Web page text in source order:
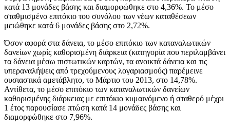
κατά 13 μονάδες βάσης και διαμορφώθηκε στο 4,36%. Το μέσο
σταθμισμένο επιτόκιο του συνόλου των νέων καταθέσεων
μειώθηκε κατά 6 μονάδες βάσης στο 2,72%.
Όσον αφορά στα δάνεια, το μέσο επιτόκιο των καταναλωτικών
δανείων χωρίς καθορισμένη διάρκεια (κατηγορία που περιλαμβάνει
τα δάνεια μέσω πιστωτικών καρτών, τα ανοικτά δάνεια και τις
υπεραναλήψεις από τρεχούμενους λογαριασμούς) παρέμεινε
ουσιαστικά αμετάβλητο, το Μάρτιο του 2013, στο 14,78%.
Αντίθετα, το μέσο επιτόκιο των καταναλωτικών δανείων
καθορισμένης διάρκειας με επιτόκιο κυμαινόμενο ή σταθερό μέχρι
1 έτος παρουσίασε πτώση κατά 14 μονάδες βάσης και
διαμορφώθηκε στο 7,96%.